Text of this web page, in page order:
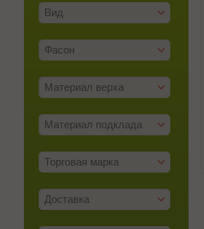
Вид
Фасон
Материал верха
Материал подклада
Торговая марка
Доставка